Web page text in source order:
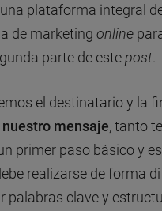
plataforma integral
de marketing online
parte de estepost.
el destinatario y la
mensaje, tanto
primer paso básico y
realizarse de forma
palabras clave y